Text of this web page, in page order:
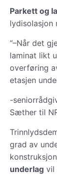
Parkett og
lydisolasjon
“–Når det
laminat likt
overføring
etasjen
-
Sæther til
grad av
underlag vil